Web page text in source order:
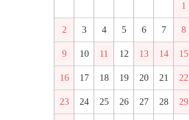
1
2 3 4 5 6 7 8
9 10 11 12 13 14 15
16 17 18 19 20 21 22
23 24 25 26 27 28 29